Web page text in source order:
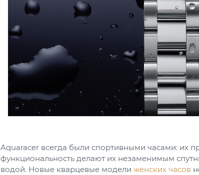
Aquaracer всегда были спортивными часами: их
функциональность делают их незаменимым
водой. Новые кварцевые модели женских часов